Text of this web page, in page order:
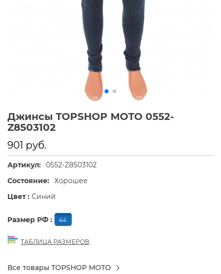
Джинсы TOPSHOP MOTO 0552-
Z8503102
901 руб.
Артикул: 0552-Z8503102
Состояние: Хорошее
Цвет : Синий
Размер РФ : 44
ТАБЛИЦА РАЗМЕРОВ
Все товары TOPSHOP MOTO